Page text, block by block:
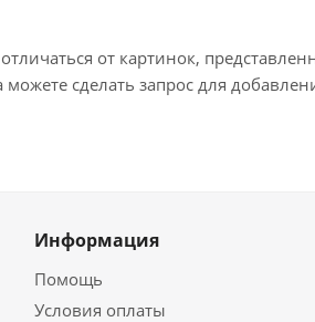
от картинок,
сделать запрос для
Информация
Помощь
Условия оплаты